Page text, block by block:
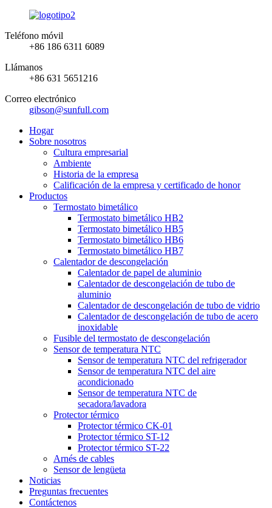
Teléfono móvil
+86 186 6311 6089
Llámanos
+86 631 5651216
Correo electrónico
gibson@sunfull.com
Hogar
Sobre nosotros
Cultura empresarial
Ambiente
Historia de la empresa
Calificación de la empresa y certificado de honor
Productos
Termostato bimetálico
Termostato bimetálico HB2
Termostato bimetálico HB5
Termostato bimetálico HB6
Termostato bimetálico HB7
Calentador de descongelación
Calentador de papel de aluminio
Calentador de descongelación de tubo de
aluminio
Calentador de descongelación de tubo de vidrio
Calentador de descongelación de tubo de acero
inoxidable
Fusible del termostato de descongelación
Sensor de temperatura NTC
Sensor de temperatura NTC del refrigerador
Sensor de temperatura NTC del aire
acondicionado
Sensor de temperatura NTC de
secadora/lavadora
Protector térmico
Protector térmico CK-01
Protector térmico ST-12
Protector térmico ST-22
Arnés de cables
Sensor de lengüeta
Noticias
Preguntas frecuentes
Contáctenos